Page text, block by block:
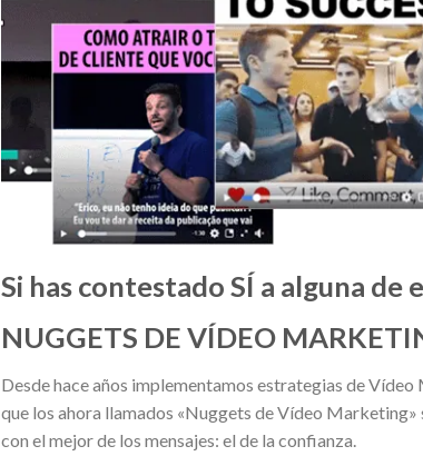
Si has contestado SÍ a alguna de
NUGGETS DE VÍDEO
Desde hace años implementamos estrategias de
que los ahora llamados «Nuggets de Vídeo
con el mejor de los mensajes: el de la confianza.